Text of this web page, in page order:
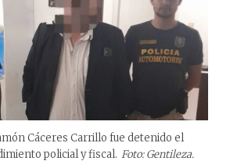
Cáceres Carrillo fue detenido el
policial y fiscal. Foto: Gentileza.